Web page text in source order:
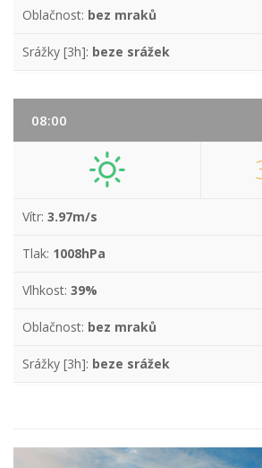
Oblačnost: bez mraků
Srážky [3h]: beze srážek
08:00
Vítr: 3.97m/s
Tlak: 1008hPa
Vlhkost: 39%
Oblačnost: bez mraků
Srážky [3h]: beze srážek